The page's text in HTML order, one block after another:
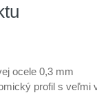
ocele 0,3 mm
profil s veľmi